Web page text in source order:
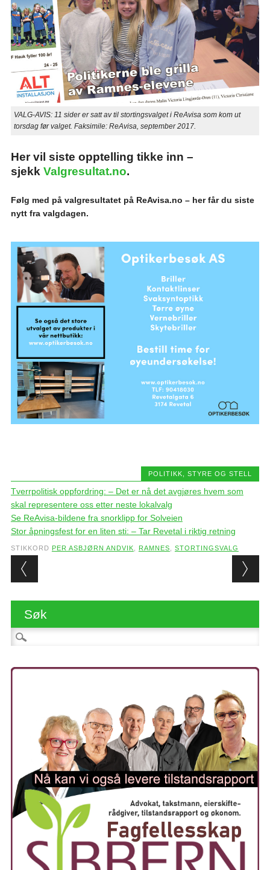
VALG-AVIS: 11 sider er satt av til stortingsvalget i ReAvisa som kom ut
torsdag før valget. Faksimile: ReAvisa, september 2017.
Her vil siste opptelling tikke inn –
sjekk Valgresultat.no.
Følg med på valgresultatet på ReAvisa.no – her får du siste
nytt fra valgdagen.
POLITIKK, STYRE OG STELL
Tverrpolitisk oppfordring: – Det er nå det avgjøres hvem som
skal representere oss etter neste lokalvalg
Se ReAvisa-bildene fra snorklipp for Solveien
Stor åpningsfest for en liten sti: – Tar Revetal i riktig retning
STIKKORD PER ASBJØRN ANDVIK RAMNES STORTINGSVALG
Post navigation
Søk
Søk etter: